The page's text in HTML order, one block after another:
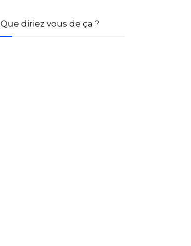
Que diriez vous de ça ?